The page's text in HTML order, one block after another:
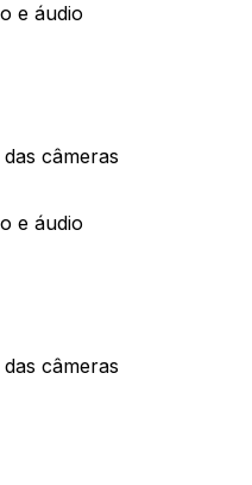
e áudio
câmeras
e áudio
câmeras